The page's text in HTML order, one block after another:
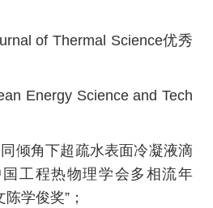
of Thermal Science优秀
Energy Science and Tech
倾角下超疏水表面冷凝液滴
工程热物理学会多相流年
学俊奖”；